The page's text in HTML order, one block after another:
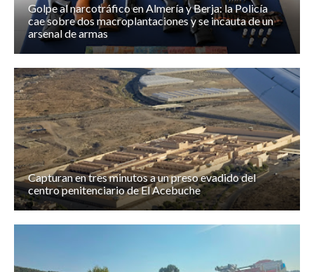
Golpe al narcotráfico en Almería y Berja: la Policía
cae sobre dos macroplantaciones y se incauta de un
arsenal de armas
Capturan en tres minutos a un preso evadido del
centro penitenciario de El Acebuche